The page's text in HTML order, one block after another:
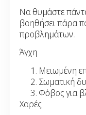
Να θυμάστε
βοηθήσει πάρα
προβλημάτων.
Άγχη
Μειωμένη
Σωματική
Φόβος για
Χαρές